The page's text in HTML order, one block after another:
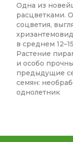
Одна из
расцветками.
соцветия,
в среднем
Растение
и особо
предыдущие
семян:
однолетник